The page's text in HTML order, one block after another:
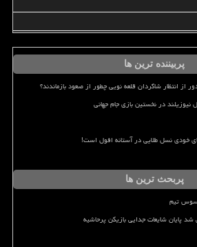
پربیننده ترین ها
نیوزیلند در نخستین بازی جام جهانی
خودی نسل طلایی در آستانه افول است!
پربحث ترین ها
تیم
پایان شایعات جدایی بازیکن پرحاشیه